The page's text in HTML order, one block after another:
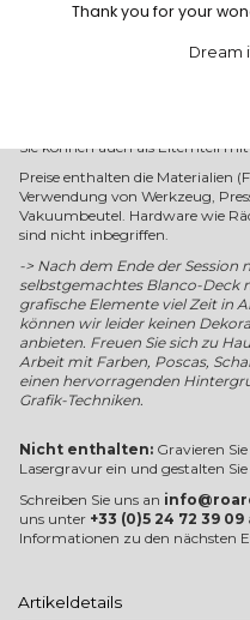
☑Schmirgeln
Sie können auch als Elternteil
Preise enthalten die Materialien
Verwendung von Werkzeug,
Vakuumbeutel. Hardware wie
sind nicht inbegriffen.
-> Nach dem Ende der Session
selbstgemachtes Blanco-Deck
grafische Elemente viel Zeit in
können wir leider keinen
anbieten. Freuen Sie sich zu
Arbeit mit Farben, Poscas,
einen hervorragenden
Grafik-Techniken.
Nicht enthalten: Gravieren
Lasergravur ein und gestalten
Schreiben Sie uns an
uns unter +33 (0)5 24 72 39 09
Informationen zu den nächsten
Artikeldetails
Thank you for your
Dream